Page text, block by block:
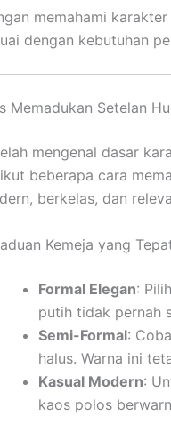
memahami
dengan kebutuhan
Memadukan Setelan
mengenal dasar
beberapa cara
berkelas, dan
Kemeja yang
Formal Elegan:
putih tidak pernah
Semi-Formal:
halus. Warna ini
Kasual Modern:
kaos polos